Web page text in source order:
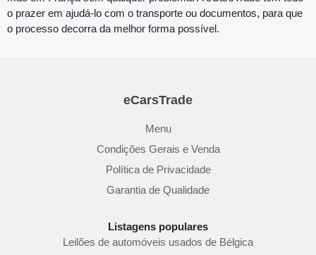
o prazer em ajudá-lo com o transporte ou documentos, para que
o processo decorra da melhor forma possível.
eCarsTrade
Menu
Condições Gerais e Venda
Política de Privacidade
Garantia de Qualidade
Listagens populares
Leilões de automóveis usados de Bélgica